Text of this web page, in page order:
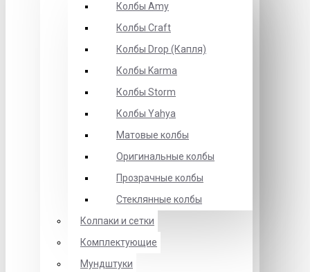
Колбы Amy
Колбы Craft
Колбы Drop (Капля)
Колбы Karma
Колбы Storm
Колбы Yahya
Матовые колбы
Оригинальные колбы
Прозрачные колбы
Стеклянные колбы
Колпаки и сетки
Комплектующие
Мундштуки